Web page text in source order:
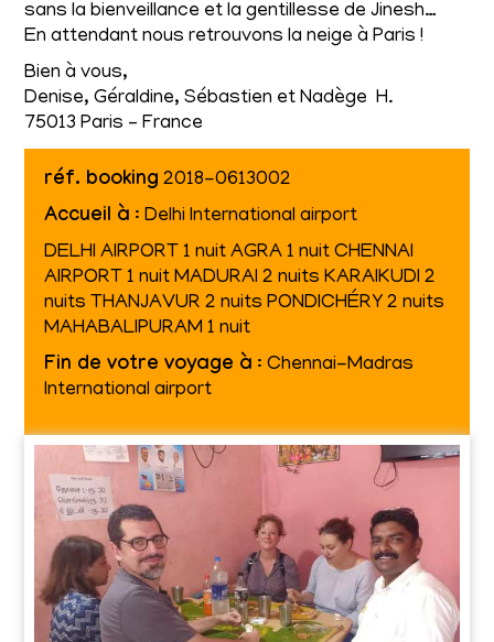
sans la bienveillance et la gentillesse de Jinesh…
En attendant nous retrouvons la neige à Paris !
Bien à vous,
Denise, Géraldine, Sébastien et Nadège H.
75013 Paris – France
réf. booking 2018-0613002
Accueil à : Delhi International airport
DELHI AIRPORT 1 nuit AGRA 1 nuit CHENNAI
AIRPORT 1 nuit MADURAI 2 nuits KARAIKUDI 2
nuits THANJAVUR 2 nuits PONDICHÉRY 2 nuits
MAHABALIPURAM 1 nuit
Fin de votre voyage à : Chennai-Madras
International airport